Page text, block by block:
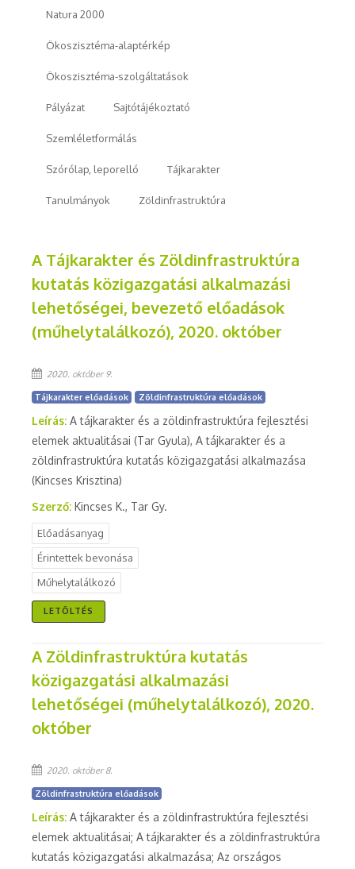
Natura 2000
Ökoszisztéma-alaptérkép
Ökoszisztéma-szolgáltatások
Pályázat Sajtótájékoztató
Szemléletformálás
Szórólap, leporelló Tájkarakter
Tanulmányok Zöldinfrastruktúra
A Tájkarakter és Zöldinfrastruktúra
kutatás közigazgatási alkalmazási
lehetőségei, bevezető előadások
(műhelytalálkozó), 2020. október
2020. október 9.
Tájkarakter előadások Zöldinfrastruktúra előadások
Leírás: A tájkarakter és a zöldinfrastruktúra fejlesztési
elemek aktualitásai (Tar Gyula), A tájkarakter és a
zöldinfrastruktúra kutatás közigazgatási alkalmazása
(Kincses Krisztina)
Szerző: Kincses K., Tar Gy.
Előadásanyag
Érintettek bevonása
Műhelytalálkozó
LETÖLTÉS
A Zöldinfrastruktúra kutatás
közigazgatási alkalmazási
lehetőségei (műhelytalálkozó), 2020.
október
2020. október 8.
Zöldinfrastruktúra előadások
Leírás: A tájkarakter és a zöldinfrastruktúra fejlesztési
elemek aktualitásai; A tájkarakter és a zöldinfrastruktúra
kutatás közigazgatási alkalmazása; Az országos